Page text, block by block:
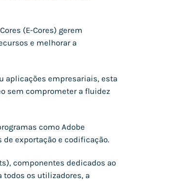
(E-Cores) gerem
e melhorar a
aplicações empresariais, esta
sem comprometer a fluidez
como Adobe
de exportação e codificação.
componentes dedicados ao
os utilizadores, a